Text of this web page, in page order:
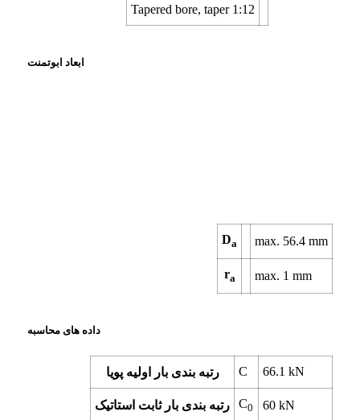
Tapered bore, taper 1:12
ابعاد ابوتمنت
Da max. 56.4 mm
ra max. 1 mm
داده های محاسبه
رتبه بندی بار اولیه پویا C 66.1 kN
رتبه بندی بار ثابت استاتیک C0 60 kN